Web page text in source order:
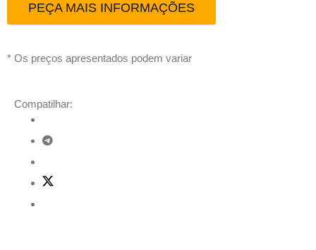
PEÇA MAIS INFORMAÇÕES
* Os preços apresentados podem variar
Compatilhar: